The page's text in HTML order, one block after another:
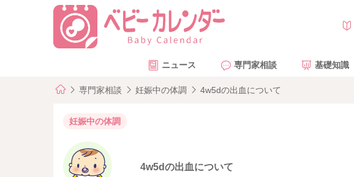
ニュース 専門家相談 基礎知識
専門家相談 妊娠中の体調 4w5dの出血について
妊娠中の体調
4w5dの出血について